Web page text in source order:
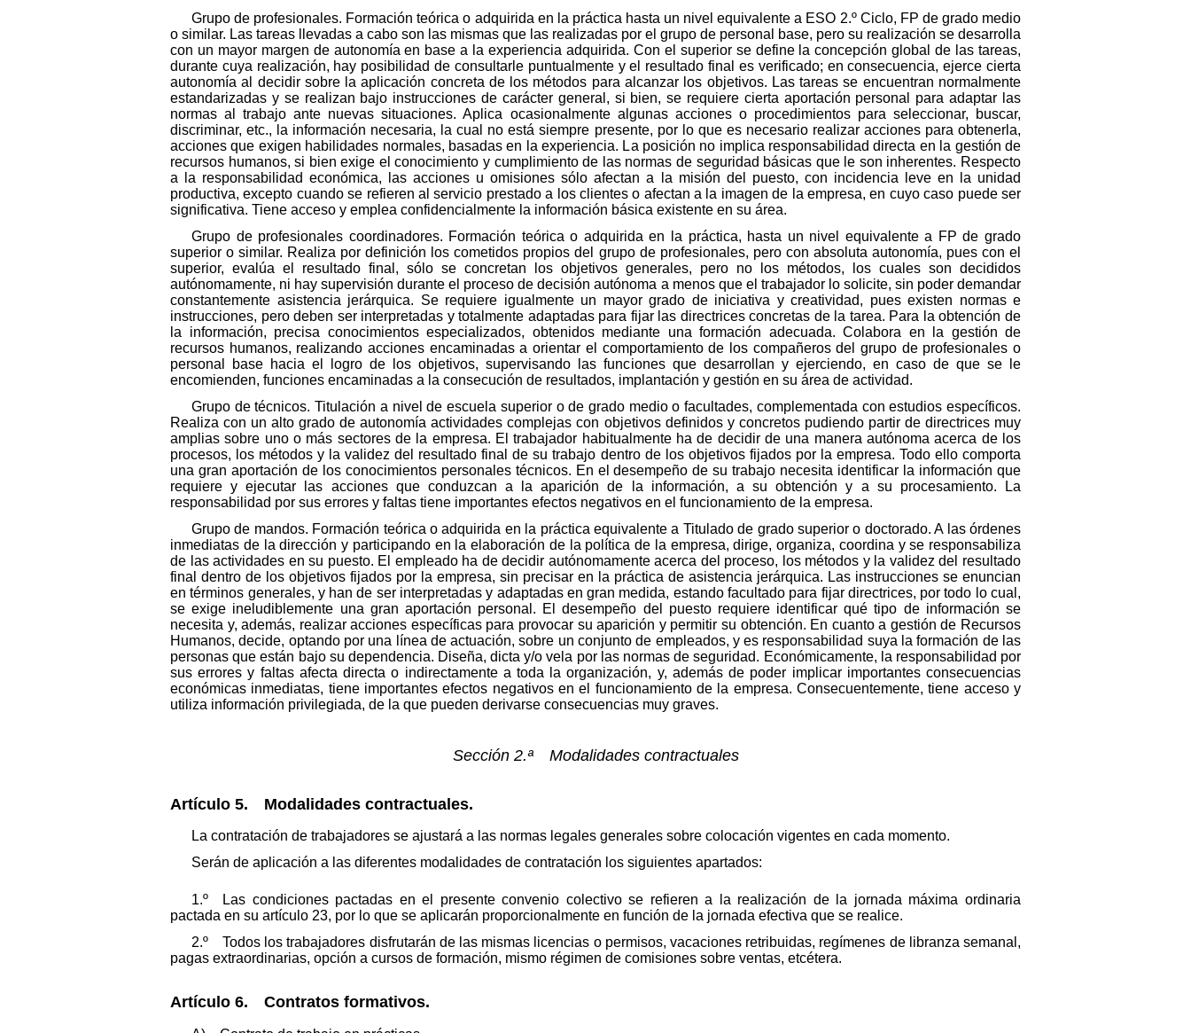
Grupo de profesionales. Formación teórica o adquirida en la práctica hasta un nivel equivalente a ESO 2.º Ciclo, FP de grado medio
o similar. Las tareas llevadas a cabo son las mismas que las realizadas por el grupo de personal base, pero su realización se desarrolla
con un mayor margen de autonomía en base a la experiencia adquirida. Con el superior se define la concepción global de las tareas,
durante cuya realización, hay posibilidad de consultarle puntualmente y el resultado final es verificado; en consecuencia, ejerce cierta
autonomía al decidir sobre la aplicación concreta de los métodos para alcanzar los objetivos. Las tareas se encuentran normalmente
estandarizadas y se realizan bajo instrucciones de carácter general, si bien, se requiere cierta aportación personal para adaptar las
normas al trabajo ante nuevas situaciones. Aplica ocasionalmente algunas acciones o procedimientos para seleccionar, buscar,
discriminar, etc., la información necesaria, la cual no está siempre presente, por lo que es necesario realizar acciones para obtenerla,
acciones que exigen habilidades normales, basadas en la experiencia. La posición no implica responsabilidad directa en la gestión de
recursos humanos, si bien exige el conocimiento y cumplimiento de las normas de seguridad básicas que le son inherentes. Respecto
a la responsabilidad económica, las acciones u omisiones sólo afectan a la misión del puesto, con incidencia leve en la unidad
productiva, excepto cuando se refieren al servicio prestado a los clientes o afectan a la imagen de la empresa, en cuyo caso puede ser
significativa. Tiene acceso y emplea confidencialmente la información básica existente en su área.
Grupo de profesionales coordinadores. Formación teórica o adquirida en la práctica, hasta un nivel equivalente a FP de grado
superior o similar. Realiza por definición los cometidos propios del grupo de profesionales, pero con absoluta autonomía, pues con el
superior, evalúa el resultado final, sólo se concretan los objetivos generales, pero no los métodos, los cuales son decididos
autónomamente, ni hay supervisión durante el proceso de decisión autónoma a menos que el trabajador lo solicite, sin poder demandar
constantemente asistencia jerárquica. Se requiere igualmente un mayor grado de iniciativa y creatividad, pues existen normas e
instrucciones, pero deben ser interpretadas y totalmente adaptadas para fijar las directrices concretas de la tarea. Para la obtención de
la información, precisa conocimientos especializados, obtenidos mediante una formación adecuada. Colabora en la gestión de
recursos humanos, realizando acciones encaminadas a orientar el comportamiento de los compañeros del grupo de profesionales o
personal base hacia el logro de los objetivos, supervisando las funciones que desarrollan y ejerciendo, en caso de que se le
encomienden, funciones encaminadas a la consecución de resultados, implantación y gestión en su área de actividad.
Grupo de técnicos. Titulación a nivel de escuela superior o de grado medio o facultades, complementada con estudios específicos.
Realiza con un alto grado de autonomía actividades complejas con objetivos definidos y concretos pudiendo partir de directrices muy
amplias sobre uno o más sectores de la empresa. El trabajador habitualmente ha de decidir de una manera autónoma acerca de los
procesos, los métodos y la validez del resultado final de su trabajo dentro de los objetivos fijados por la empresa. Todo ello comporta
una gran aportación de los conocimientos personales técnicos. En el desempeño de su trabajo necesita identificar la información que
requiere y ejecutar las acciones que conduzcan a la aparición de la información, a su obtención y a su procesamiento. La
responsabilidad por sus errores y faltas tiene importantes efectos negativos en el funcionamiento de la empresa.
Grupo de mandos. Formación teórica o adquirida en la práctica equivalente a Titulado de grado superior o doctorado. A las órdenes
inmediatas de la dirección y participando en la elaboración de la política de la empresa, dirige, organiza, coordina y se responsabiliza
de las actividades en su puesto. El empleado ha de decidir autónomamente acerca del proceso, los métodos y la validez del resultado
final dentro de los objetivos fijados por la empresa, sin precisar en la práctica de asistencia jerárquica. Las instrucciones se enuncian
en términos generales, y han de ser interpretadas y adaptadas en gran medida, estando facultado para fijar directrices, por todo lo cual,
se exige ineludiblemente una gran aportación personal. El desempeño del puesto requiere identificar qué tipo de información se
necesita y, además, realizar acciones específicas para provocar su aparición y permitir su obtención. En cuanto a gestión de Recursos
Humanos, decide, optando por una línea de actuación, sobre un conjunto de empleados, y es responsabilidad suya la formación de las
personas que están bajo su dependencia. Diseña, dicta y/o vela por las normas de seguridad. Económicamente, la responsabilidad por
sus errores y faltas afecta directa o indirectamente a toda la organización, y, además de poder implicar importantes consecuencias
económicas inmediatas, tiene importantes efectos negativos en el funcionamiento de la empresa. Consecuentemente, tiene acceso y
utiliza información privilegiada, de la que pueden derivarse consecuencias muy graves.
Sección 2.ª Modalidades contractuales
Artículo 5. Modalidades contractuales.
La contratación de trabajadores se ajustará a las normas legales generales sobre colocación vigentes en cada momento.
Serán de aplicación a las diferentes modalidades de contratación los siguientes apartados:
1.º Las condiciones pactadas en el presente convenio colectivo se refieren a la realización de la jornada máxima ordinaria
pactada en su artículo 23, por lo que se aplicarán proporcionalmente en función de la jornada efectiva que se realice.
2.º Todos los trabajadores disfrutarán de las mismas licencias o permisos, vacaciones retribuidas, regímenes de libranza semanal,
pagas extraordinarias, opción a cursos de formación, mismo régimen de comisiones sobre ventas, etcétera.
Artículo 6. Contratos formativos.